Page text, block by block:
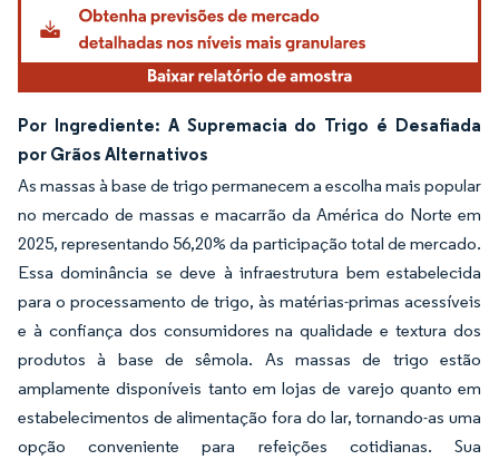
Por Ingrediente: A Supremacia do Trigo é Desafiada
por Grãos Alternativos
As massas à base de trigo permanecem a escolha mais popular
no mercado de massas e macarrão da América do Norte em
2025, representando 56,20% da participação total de mercado.
Essa dominância se deve à infraestrutura bem estabelecida
para o processamento de trigo, às matérias-primas acessíveis
e à confiança dos consumidores na qualidade e textura dos
produtos à base de sêmola. As massas de trigo estão
amplamente disponíveis tanto em lojas de varejo quanto em
estabelecimentos de alimentação fora do lar, tornando-as uma
opção conveniente para refeições cotidianas. Sua